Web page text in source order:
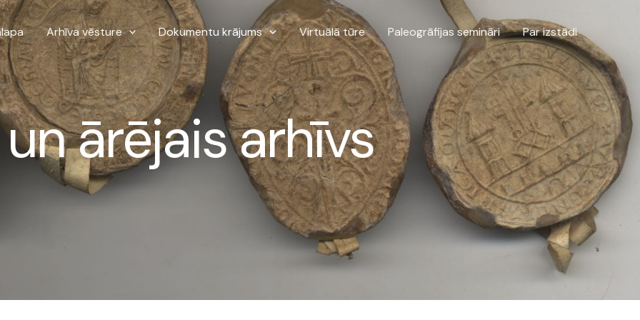
Arhīva vēsture Dokumentu krājums Virtuālā tūre Paleogrāfijas semināri Par izstādi
ārējais arhīvs